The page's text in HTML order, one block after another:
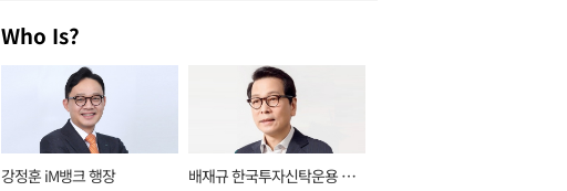
Who Is?
강정훈 iM뱅크 행장
배재규 한국투자신탁운용 대